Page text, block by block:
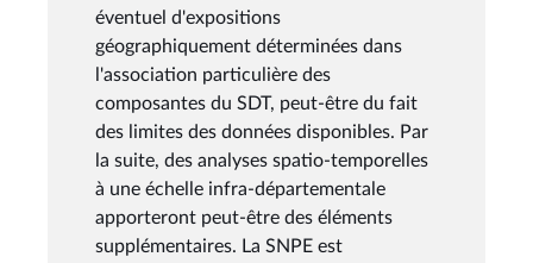
éventuel d'expositions
géographiquement déterminées dans
l'association particulière des
composantes du SDT, peut-être du fait
des limites des données disponibles. Par
la suite, des analyses spatio-temporelles
à une échelle infra-départementale
apporteront peut-être des éléments
supplémentaires. La SNPE est